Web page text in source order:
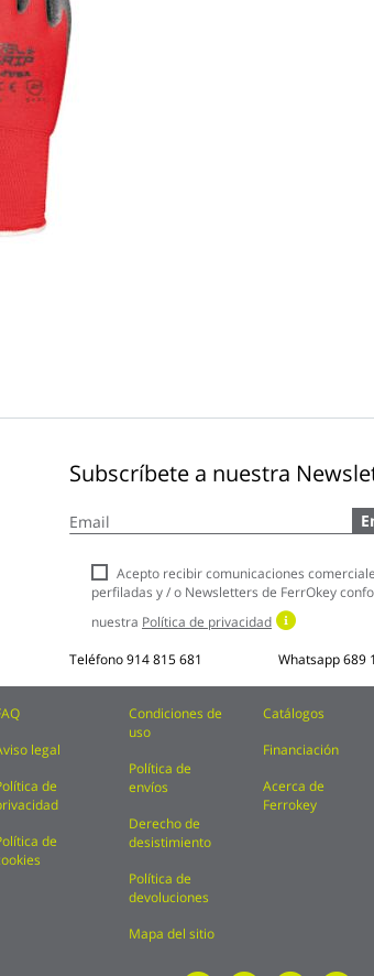
Subscríbete a nuestra
a
boletín
noticias:
Acepto recibir comunicaciones
perfiladas y / o Newsletters de FerrOkey
nuestra Política de privacidad
Teléfono914 815 681 Whatsapp689
legal
de
de
Condiciones de
uso
Política de
envíos
Derecho de
desistimiento
Política de
devoluciones
Mapa del sitio
Catálogos
Financiación
Acerca de
Ferrokey